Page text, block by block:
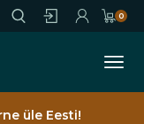
Ava Sisene Registreeru Ostukorv
0
üle Eesti!